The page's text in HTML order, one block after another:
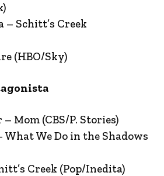
– Schitt’s Creek
(HBO/Sky)
Mom (CBS/P. Stories)
We Do in the Shadows
Creek (Pop/Inedita)